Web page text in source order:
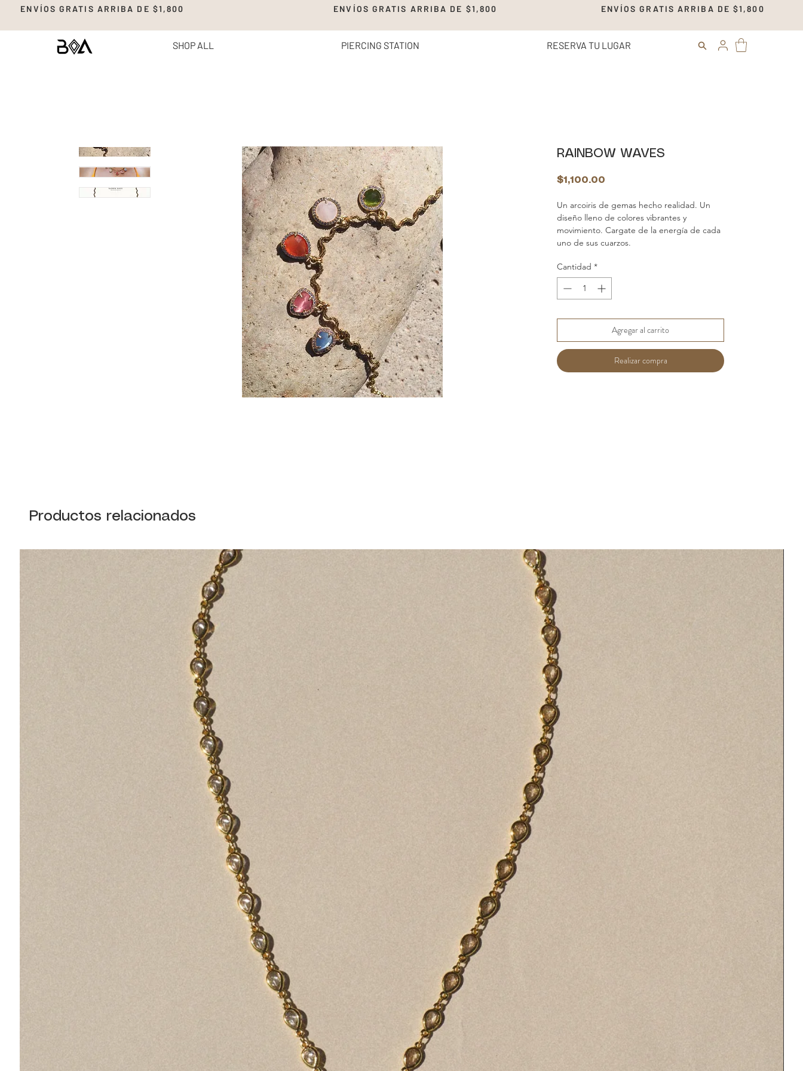
ENVÍOS GRATIS ARRIBA DE $1,800 ENVÍOS GRATIS ARRIBA DE $1,800 ENVÍOS GRATIS ARRIBA DE
SHOP ALL PIERCING STATION RESERVA TU LUGAR
RAINBOW WAVES
$1,100.00
Un arcoiris de gemas hecho realidad. Un
diseño lleno de colores vibrantes y
movimiento. Cargate de la energía de cada
uno de sus cuarzos.
Cantidad *
Agregar al carrito
Realizar compra
Productos relacionados